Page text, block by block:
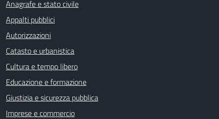
Anagrafe e stato civile
Appalti pubblici
Autorizzazioni
Catasto e urbanistica
Cultura e tempo libero
Educazione e formazione
Giustizia e sicurezza pubblica
Imprese e commercio